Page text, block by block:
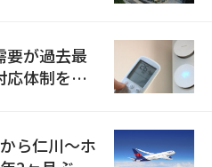
要が過去最
応体制を点
ら仁川〜ホ